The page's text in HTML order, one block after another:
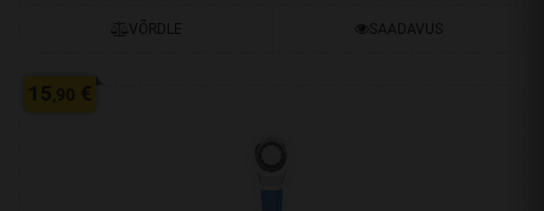
VÕRDLE SAADAVUS
15,90 €